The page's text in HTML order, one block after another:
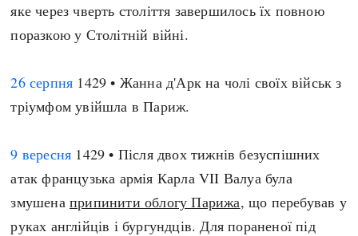
яке через чверть століття завершилось їх повною
поразкою у Столітній війні.
26 серпня 1429 • Жанна д'Арк на чолі своїх військ з
тріумфом увійшла в Париж.
9 вересня 1429 • Після двох тижнів безуспішних
атак французька армія Карла VII Валуа була
змушенаприпинити облогу Парижа, що перебував у
руках англійців і бургундців. Для пораненої під